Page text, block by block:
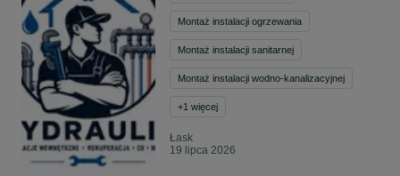
Montaż instalacji ogrzewania
Montaż instalacji sanitarnej
Montaż instalacji wodno-kanalizacyjnej
+1 więcej
Łask
19 lipca 2026